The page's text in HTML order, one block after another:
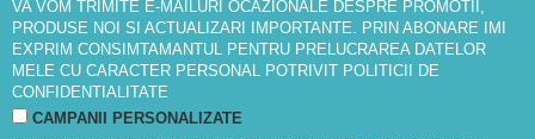
VA VOM TRIMITE E-MAILURI OCAZIONALE DESPRE PROMOTII,
PRODUSE NOI SI ACTUALIZARI IMPORTANTE. PRIN ABONARE IMI
EXPRIM CONSIMTAMANTUL PENTRU PRELUCRAREA DATELOR
MELE CU CARACTER PERSONAL POTRIVIT POLITICII DE
CONFIDENTIALITATE
CAMPANII PERSONALIZATE